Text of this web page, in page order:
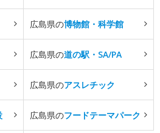
広島県の博物館・科学館
広島県の道の駅・SA/PA
広島県のアスレチック
広島県のフードテーマパーク